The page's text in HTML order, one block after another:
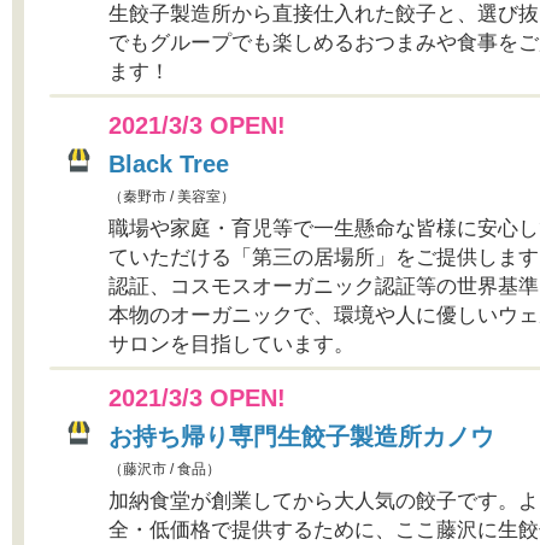
生餃子製造所から直接仕入れた餃子と、選び
でもグループでも楽しめるおつまみや食事を
ます！
2021/3/3 OPEN!
Black Tree
（秦野市 / 美容室）
職場や家庭・育児等で一生懸命な皆様に安心
ていただける「第三の居場所」をご提供しま
認証、コスモスオーガニック認証等の世界基
本物のオーガニックで、環境や人に優しいウ
サロンを目指しています。
2021/3/3 OPEN!
お持ち帰り専門生餃子製造所カノウ
（藤沢市 / 食品）
加納食堂が創業してから大人気の餃子です。
全・低価格で提供するために、ここ藤沢に生